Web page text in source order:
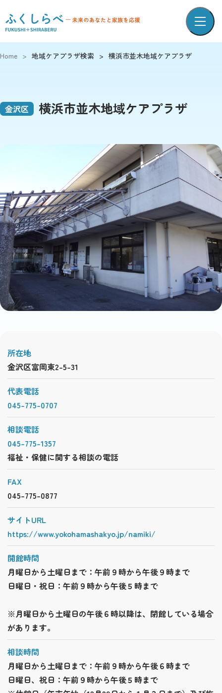
Home > 地域ケアプラザ検索 > 横浜市並木地域ケアプラザ
金沢区 横浜市並木地域ケアプラザ
所在地
金沢区富岡東2-5-31
代表電話
045-775-0707
相談電話
045-775-1357
福祉・保健に関する相談の電話
FAX
045-775-0877
サイトURL
https://www.yokohamashakyo.jp/namiki/
開館時間
月曜日から土曜日まで：午前９時から午後９時まで
日曜日・祝日：午前９時から午後５時まで
※月曜日から土曜日の午後６時以降は、閉館している場合
があります。
相談時間
月曜日から土曜日まで：午前９時から午後６時まで
日曜日、祝日：午前９時から午後５時まで